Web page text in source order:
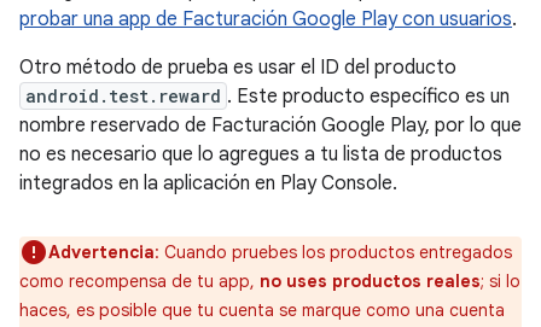
probar una app de Facturación Google Play con usuarios.
Otro método de prueba es usar el ID del producto
android.test.reward . Este producto específico es un
nombre reservado de Facturación Google Play, por lo que
no es necesario que lo agregues a tu lista de productos
integrados en la aplicación en Play Console.
Advertencia: Cuando pruebes los productos entregados
como recompensa de tu app, no uses productos reales; si lo
haces, es posible que tu cuenta se marque como una cuenta